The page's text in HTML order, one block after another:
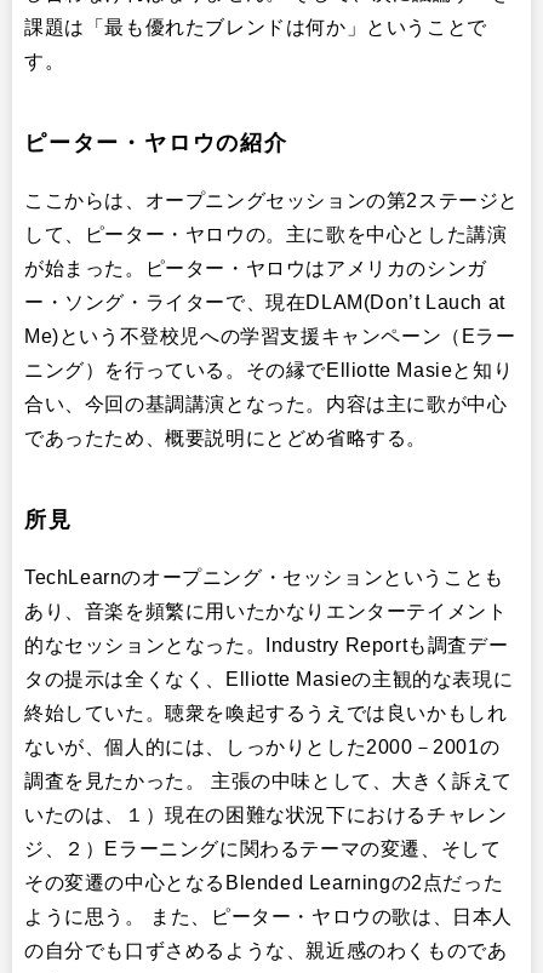
課題は「最も優れたブレンドは何か」ということで
す。
ピーター・ヤロウの紹介
ここからは、オープニングセッションの第2ステージと
して、ピーター・ヤロウの。主に歌を中心とした講演
が始まった。ピーター・ヤロウはアメリカのシンガ
ー・ソング・ライターで、現在DLAM(Don’t Lauch at
Me)という不登校児への学習支援キャンペーン（Eラー
ニング）を行っている。その縁でElliotte Masieと知り
合い、今回の基調講演となった。内容は主に歌が中心
であったため、概要説明にとどめ省略する。
所見
TechLearnのオープニング・セッションということも
あり、音楽を頻繁に用いたかなりエンターテイメント
的なセッションとなった。Industry Reportも調査デー
タの提示は全くなく、Elliotte Masieの主観的な表現に
終始していた。聴衆を喚起するうえでは良いかもしれ
ないが、個人的には、しっかりとした2000－2001の
調査を見たかった。 主張の中味として、大きく訴えて
いたのは、１）現在の困難な状況下におけるチャレン
ジ、２）Eラーニングに関わるテーマの変遷、そして
その変遷の中心となるBlended Learningの2点だった
ように思う。 また、ピーター・ヤロウの歌は、日本人
の自分でも口ずさめるような、親近感のわくものであ